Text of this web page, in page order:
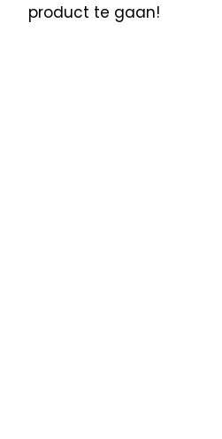
product te gaan!